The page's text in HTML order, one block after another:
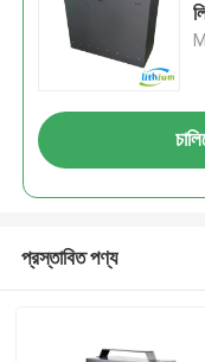
প্রস্তাবিত পণ্য